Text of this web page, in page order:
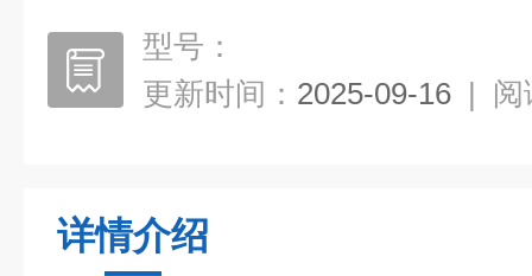
型号：
更新时间： 2025-09-16 | 阅
详情介绍